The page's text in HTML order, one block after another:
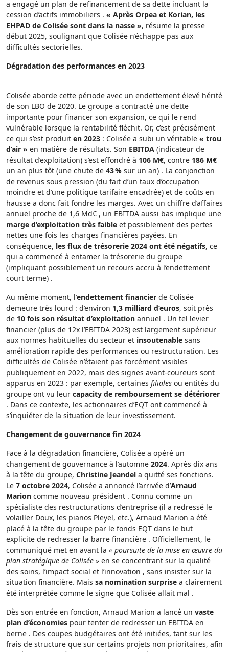
a engagé un plan de refinancement de sa dette incluant la
cession d’actifs immobiliers . « Après Orpea et Korian, les
EHPAD de Colisée sont dans la nasse », résume la presse
début 2025, soulignant que Colisée n’échappe pas aux
difficultés sectorielles.
Dégradation des performances en 2023
Colisée aborde cette période avec un endettement élevé hérité
de son LBO de 2020. Le groupe a contracté une dette
importante pour financer son expansion, ce qui le rend
vulnérable lorsque la rentabilité fléchit. Or, c’est précisément
ce qui s’est produit en 2023 : Colisée a subi un véritable « trou
d’air » en matière de résultats. Son EBITDA (indicateur de
résultat d’exploitation) s’est effondré à 106 M€, contre 186 M€
un an plus tôt (une chute de 43 % sur un an) . La conjonction
de revenus sous pression (du fait d’un taux d’occupation
moindre et d’une politique tarifaire encadrée) et de coûts en
hausse a donc fait fondre les marges. Avec un chiffre d’affaires
annuel proche de 1,6 Md€ , un EBITDA aussi bas implique une
marge d’exploitation très faible et possiblement des pertes
nettes une fois les charges financières payées. En
conséquence, les flux de trésorerie 2024 ont été négatifs, ce
qui a commencé à entamer la trésorerie du groupe
(impliquant possiblement un recours accru à l’endettement
court terme) .
Au même moment, l’endettement financier de Colisée
demeure très lourd : d’environ 1,3 milliard d’euros, soit près
de 10 fois son résultat d’exploitation annuel . Un tel levier
financier (plus de 12x l’EBITDA 2023) est largement supérieur
aux normes habituelles du secteur et insoutenable sans
amélioration rapide des performances ou restructuration. Les
difficultés de Colisée n’étaient pas forcément visibles
publiquement en 2022, mais des signes avant-coureurs sont
apparus en 2023 : par exemple, certaines filiales ou entités du
groupe ont vu leur capacity de remboursement se détériorer
. Dans ce contexte, les actionnaires d’EQT ont commencé à
s’inquiéter de la situation de leur investissement.
Changement de gouvernance fin 2024
Face à la dégradation financière, Colisée a opéré un
changement de gouvernance à l’automne 2024. Après dix ans
à la tête du groupe, Christine Jeandel a quitté ses fonctions.
Le 7 octobre 2024, Colisée a annoncé l’arrivée d’Arnaud
Marion comme nouveau président . Connu comme un
spécialiste des restructurations d’entreprise (il a redressé le
volailler Doux, les pianos Pleyel, etc.), Arnaud Marion a été
placé à la tête du groupe par le fonds EQT dans le but
explicite de redresser la barre financière . Officiellement, le
communiqué met en avant la « poursuite de la mise en œuvre du
plan stratégique de Colisée » en se concentrant sur la qualité
des soins, l’impact social et l’innovation , sans insister sur la
situation financière. Mais sa nomination surprise a clairement
été interprétée comme le signe que Colisée allait mal .
Dès son entrée en fonction, Arnaud Marion a lancé un vaste
plan d’économies pour tenter de redresser un EBITDA en
berne . Des coupes budgétaires ont été initiées, tant sur les
frais de structure que sur certains projets non prioritaires, afin